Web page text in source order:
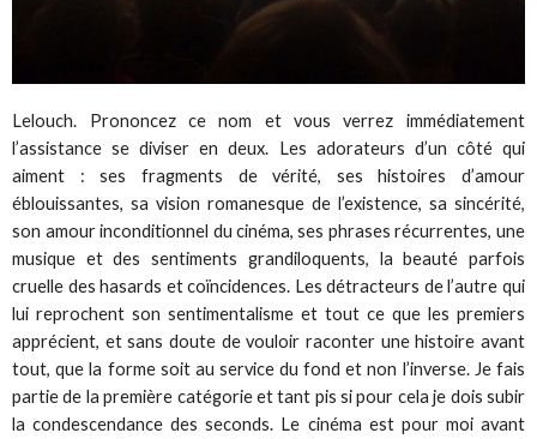
Lelouch. Prononcez ce nom et vous verrez immédiatement
l’assistance se diviser en deux. Les adorateurs d’un côté qui
aiment : ses fragments de vérité, ses histoires d’amour
éblouissantes, sa vision romanesque de l’existence, sa sincérité,
son amour inconditionnel du cinéma, ses phrases récurrentes, une
musique et des sentiments grandiloquents, la beauté parfois
cruelle des hasards et coïncidences. Les détracteurs de l’autre qui
lui reprochent son sentimentalisme et tout ce que les premiers
apprécient, et sans doute de vouloir raconter une histoire avant
tout, que la forme soit au service du fond et non l’inverse. Je fais
partie de la première catégorie et tant pis si pour cela je dois subir
la condescendance des seconds. Le cinéma est pour moi avant